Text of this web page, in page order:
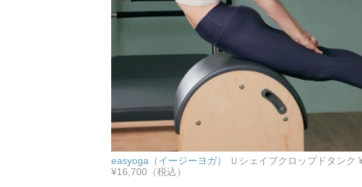
easyoga（イージーヨガ）
Ｕシェイプクロップドタンク
¥16,700（税込）